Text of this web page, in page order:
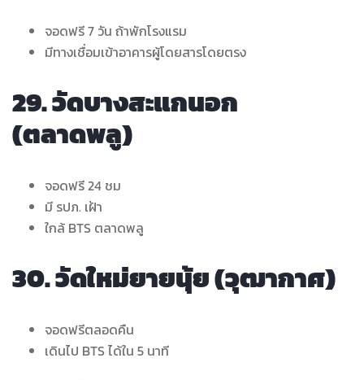
จอดฟรี 7 วัน ถ้าพักโรงแรม
มีทางเชื่อมเข้าอาคารผู้โดยสารโดยตรง
29. วัดบางสะแกนอก
(ตลาดพลู)
จอดฟรี 24 ชม
มี รปภ. เฝ้า
ใกล้ BTS ตลาดพลู
30. วัดใหม่ยายนุ้ย (วุฒากาศ)
จอดฟรีตลอดคืน
เดินไป BTS ได้ใน 5 นาที